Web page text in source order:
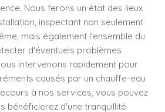
Nous ferons un état des lieux
inspectant non seulement
mais également l'ensemble du
d'éventuels problèmes
intervenons rapidement pour
causés par un chauffe-eau
à nos services, vous pouvez
bénéficierez d'une tranquillité